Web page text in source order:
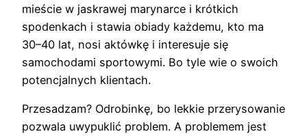
mieście w jaskrawej marynarce i krótkich
spodenkach i stawia obiady każdemu, kto ma
30–40 lat, nosi aktówkę i interesuje się
samochodami sportowymi. Bo tyle wie o swoich
potencjalnych klientach.
Przesadzam? Odrobinkę, bo lekkie przerysowanie
pozwala uwypuklić problem. A problemem jest